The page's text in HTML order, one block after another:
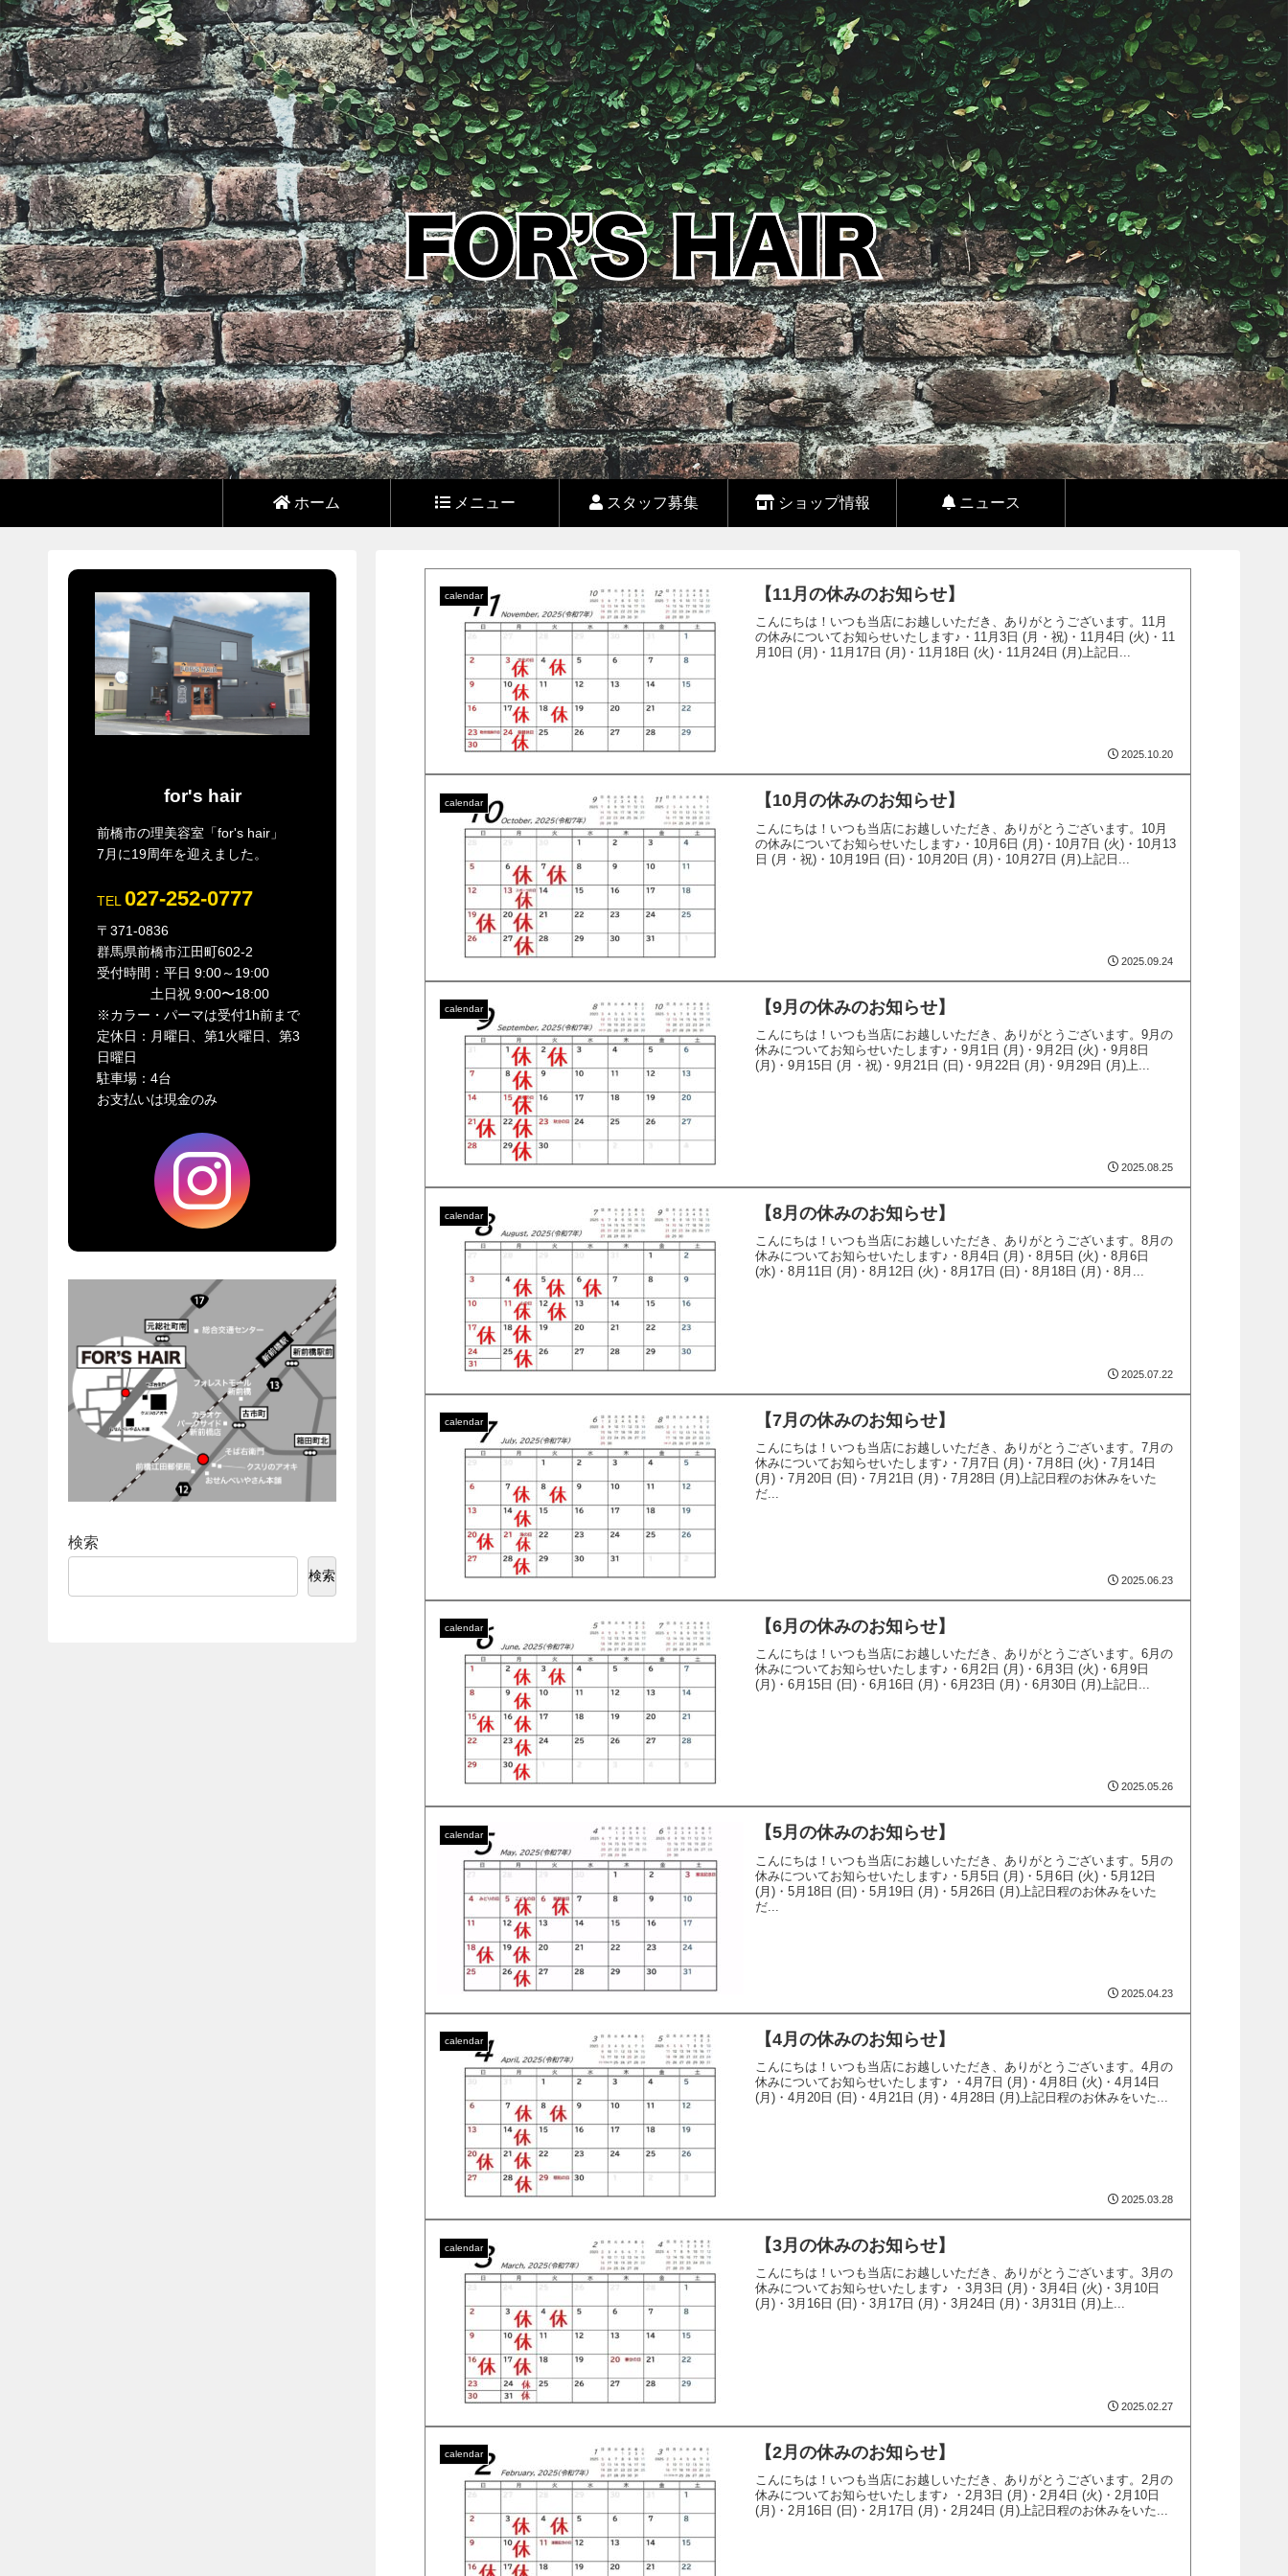
ホーム メニュー スタッフ募集 ショップ情報 ニュース
calendar 【11月の休みのお知らせ】
こんにちは！いつも当店にお越しいただき、ありがとうございます。11月
の休みについてお知らせいたします♪・11月3日 (月・祝)・11月4日 (火)・11
月10日 (月)・11月17日 (月)・11月18日 (火)・11月24日 (月)上記日...
2025.10.20
calendar 【10月の休みのお知らせ】
こんにちは！いつも当店にお越しいただき、ありがとうございます。10月
の休みについてお知らせいたします♪・10月6日 (月)・10月7日 (火)・10月13
日 (月・祝)・10月19日 (日)・10月20日 (月)・10月27日 (月)上記日...
2025.09.24
calendar 【9月の休みのお知らせ】
こんにちは！いつも当店にお越しいただき、ありがとうございます。9月の
休みについてお知らせいたします♪・9月1日 (月)・9月2日 (火)・9月8日
(月)・9月15日 (月・祝)・9月21日 (日)・9月22日 (月)・9月29日 (月)上...
2025.08.25
calendar 【8月の休みのお知らせ】
こんにちは！いつも当店にお越しいただき、ありがとうございます。8月の
休みについてお知らせいたします♪・8月4日 (月)・8月5日 (火)・8月6日
(水)・8月11日 (月)・8月12日 (火)・8月17日 (日)・8月18日 (月)・8月...
2025.07.22
calendar 【7月の休みのお知らせ】
こんにちは！いつも当店にお越しいただき、ありがとうございます。7月の
休みについてお知らせいたします♪・7月7日 (月)・7月8日 (火)・7月14日
(月)・7月20日 (日)・7月21日 (月)・7月28日 (月)上記日程のお休みをいた
だ...
2025.06.23
calendar 【6月の休みのお知らせ】
こんにちは！いつも当店にお越しいただき、ありがとうございます。6月の
休みについてお知らせいたします♪・6月2日 (月)・6月3日 (火)・6月9日
(月)・6月15日 (日)・6月16日 (月)・6月23日 (月)・6月30日 (月)上記日...
2025.05.26
calendar 【5月の休みのお知らせ】
こんにちは！いつも当店にお越しいただき、ありがとうございます。5月の
休みについてお知らせいたします♪・5月5日 (月)・5月6日 (火)・5月12日
(月)・5月18日 (日)・5月19日 (月)・5月26日 (月)上記日程のお休みをいた
だ...
2025.04.23
calendar 【4月の休みのお知らせ】
こんにちは！いつも当店にお越しいただき、ありがとうございます。4月の
休みについてお知らせいたします♪ ・4月7日 (月)・4月8日 (火)・4月14日
(月)・4月20日 (日)・4月21日 (月)・4月28日 (月)上記日程のお休みをいた...
2025.03.28
calendar 【3月の休みのお知らせ】
こんにちは！いつも当店にお越しいただき、ありがとうございます。3月の
休みについてお知らせいたします♪ ・3月3日 (月)・3月4日 (火)・3月10日
(月)・3月16日 (日)・3月17日 (月)・3月24日 (月)・3月31日 (月)上...
2025.02.27
calendar 【2月の休みのお知らせ】
こんにちは！いつも当店にお越しいただき、ありがとうございます。2月の
休みについてお知らせいたします♪ ・2月3日 (月)・2月4日 (火)・2月10日
(月)・2月16日 (日)・2月17日 (月)・2月24日 (月)上記日程のお休みをいた...
for's hair
前橋市の理美容室「for's hair」
7月に19周年を迎えました。
TEL 027-252-0777
〒371-0836
群馬県前橋市江田町602-2
受付時間：平日 9:00～19:00
土日祝 9:00〜18:00
※カラー・パーマは受付1h前まで
定休日：月曜日、第1火曜日、第3
日曜日
駐車場：4台
お支払いは現金のみ
検索
検索